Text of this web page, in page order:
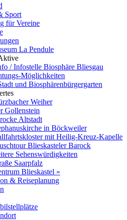
Sport
für Vereine
La Pendule
/ Infostelle Biosphäre Bliesgau
Möglichkeiten
und Biosphärenbürgergarten
Weiher
Gollenstein
Altstadt
in Böckweiler
mit Heilig-Kreuz-Kapelle
Blieskasteler Barock
Sehenswürdigkeiten
Saarpfalz
Blieskastel »
& Reiseplanung